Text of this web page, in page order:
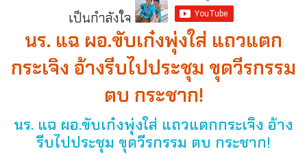
เป็นกำลังใจ
นร. แฉ ผอ.ขับเก๋งพุ่งใส่ แถวแตก
กระเจิง อ้างรีบไปประชุม ขุดวีรกรรม
ตบ กระชาก!
นร. แฉ ผอ.ขับเก๋งพุ่งใส่ แถวแตกกระเจิง อ้าง
รีบไปประชุม ขุดวีรกรรม ตบ กระชาก!